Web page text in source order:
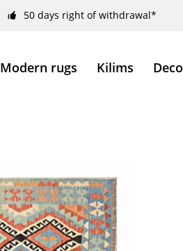
50 days right of withdrawal*
Modern rugs Kilims Deco